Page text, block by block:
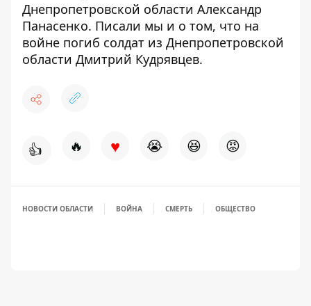
Днепропетровской области Александр
Панасенко. Писали мы и о том, что на
войне погиб солдат из Днепропетровской
области Дмитрий Кудрявцев.
👍 🔥 ♥ 😭 😆 😡
НОВОСТИ ОБЛАСТИ ВОЙНА СМЕРТЬ ОБЩЕСТВО